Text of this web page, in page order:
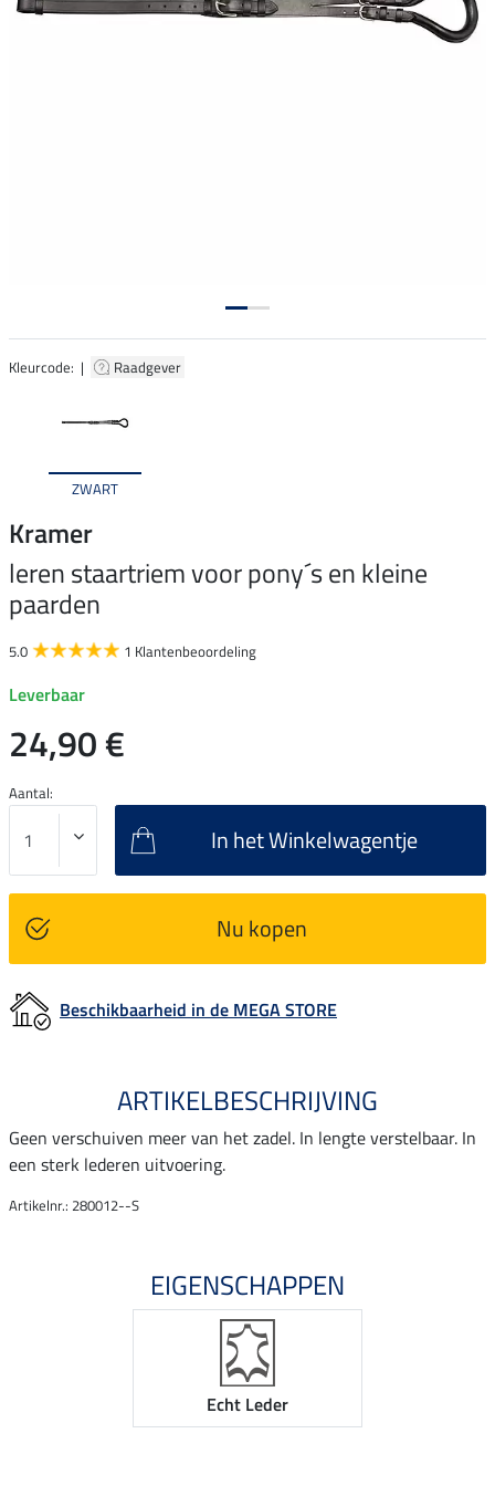
Kleurcode: | Raadgever
ZWART
Kramer
leren staartriem voor pony´s en kleine
paarden
5.0 1 Klantenbeoordeling
Leverbaar
24,90 €
Aantal:
In het Winkelwagentje
Nu kopen
Beschikbaarheid in de MEGA STORE
ARTIKELBESCHRIJVING
Geen verschuiven meer van het zadel. In lengte verstelbaar. In
een sterk lederen uitvoering.
Artikelnr.: 280012--S
EIGENSCHAPPEN
Echt Leder